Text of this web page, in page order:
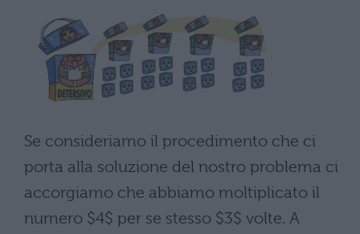
Se consideriamo il procedimento che ci
porta alla soluzione del nostro problema ci
accorgiamo che abbiamo moltiplicato il
numero $4$ per se stesso $3$ volte. A